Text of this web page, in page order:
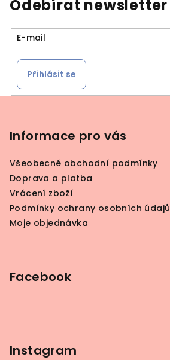
Odebírat newsletter
E-mail
Přihlásit se
Informace pro vás
Všeobecné obchodní podmínky
Doprava a platba
Vrácení zboží
Podmínky ochrany osobních údajů
Moje objednávka
Facebook
Instagram